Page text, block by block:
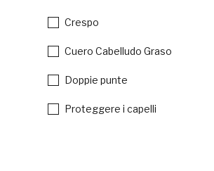
Crespo
Cuero Cabelludo Graso
Doppie punte
Proteggere i capelli